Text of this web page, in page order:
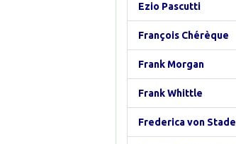
Ezio Pascutti
François Chérèque
Frank Morgan
Frank Whittle
Frederica von Stade